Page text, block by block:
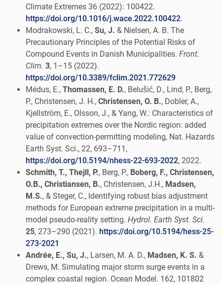
Climate Extremes 36 (2022): 100422.
https://doi.org/10.1016/j.wace.2022.100422.
Modrakowski, L. C., Su, J. & Nielsen, A. B. The
Precautionary Principles of the Potential Risks of
Compound Events in Danish Municipalities. Front.
Clim. 3, 1–15 (2022).
https://doi.org/10.3389/fclim.2021.772629
Médus, E., Thomassen, E. D., Belušić, D., Lind, P., Berg,
P., Christensen, J. H., Christensen, O. B., Dobler, A.,
Kjellström, E., Olsson, J., & Yang, W.: Characteristics of
precipitation extremes over the Nordic region: added
value of convection-permitting modeling, Nat. Hazards
Earth Syst. Sci., 22, 693–711,
https://doi.org/10.5194/nhess-22-693-2022, 2022.
Schmith, T., Thejll, P., Berg, P., Boberg, F., Christensen,
O.B., Christiansen, B., Christensen, J.H., Madsen,
M.S., & Steger, C., Identifying robust bias adjustment
methods for European extreme precipitation in a multi-
model pseudo-reality setting. Hydrol. Earth Syst. Sci.
25, 273–290 (2021). https://doi.org/10.5194/hess-25-
273-2021
Andrée, E., Su, J., Larsen, M. A. D., Madsen, K. S. &
Drews, M. Simulating major storm surge events in a
complex coastal region. Ocean Model. 162, 101802